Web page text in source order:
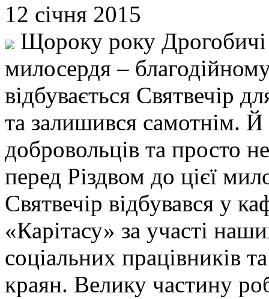
12 січня 2015
Щороку року
милосердя –
відбувається Святвечір
та залишився самотнім.
добровольців та просто
перед Різдвом до цієї
Святвечір відбувався у
«Карітасу» за участі
соціальних працівників
краян. Велику частину